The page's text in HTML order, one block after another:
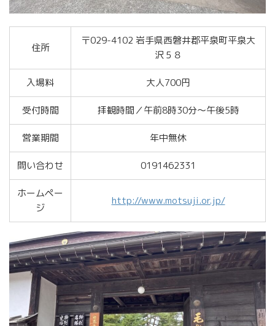
住所
〒029-4102 岩手県西磐井郡平泉町平泉大
沢５８
入場料 大人700円
受付時間 拝観時間／午前8時30分〜午後5時
営業期間 年中無休
問い合わせ 0191462331
ホームペー
ジ
http://www.motsuji.or.jp/